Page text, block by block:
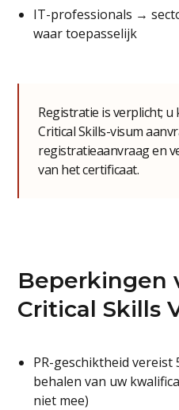
IT-professionals →
waar toepasselijk
Registratie is verplicht;
Critical Skills-visum
registratieaanvraag en
van het certificaat.
Beperkingen
Critical Skills
PR-geschiktheid
behalen van uw
niet mee)